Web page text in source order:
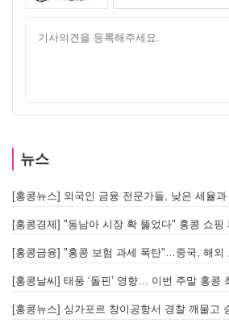
뉴스
[홍콩경제] "동남아 시장 확 뚫었다" 홍콩 쇼핑
[홍콩날씨] 태풍 ‘돌핀’ 영향… 이번 주말 홍콩